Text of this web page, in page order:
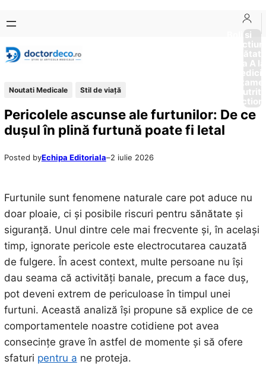
conținut
content
Boli si
Afectiuni
Sănătate
de la A
Noutati Medicale Stil de viaţă
Pericolele ascunse ale furtunilor: De ce
dușul în plină furtună poate fi letal
Posted byEchipa Editoriala–2 iulie 2026
Furtunile sunt fenomene naturale care pot aduce nu
doar ploaie, ci și posibile riscuri pentru sănătate și
siguranță. Unul dintre cele mai frecvente și, în același
timp, ignorate pericole este electrocutarea cauzată
de fulgere. În acest context, multe persoane nu își
dau seama că activități banale, precum a face duș,
pot deveni extrem de periculoase în timpul unei
furtuni. Această analiză își propune să explice de ce
comportamentele noastre cotidiene pot avea
consecințe grave în astfel de momente și să ofere
sfaturi pentru a ne proteja.